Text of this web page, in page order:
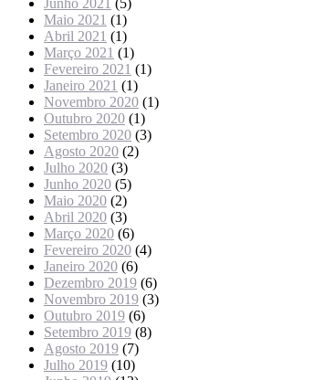
Junho 2021 (5)
Maio 2021 (1)
Abril 2021 (1)
Março 2021 (1)
Fevereiro 2021 (1)
Janeiro 2021 (1)
Novembro 2020 (1)
Outubro 2020 (1)
Setembro 2020 (3)
Agosto 2020 (2)
Julho 2020 (3)
Junho 2020 (5)
Maio 2020 (2)
Abril 2020 (3)
Março 2020 (6)
Fevereiro 2020 (4)
Janeiro 2020 (6)
Dezembro 2019 (6)
Novembro 2019 (3)
Outubro 2019 (6)
Setembro 2019 (8)
Agosto 2019 (7)
Julho 2019 (10)